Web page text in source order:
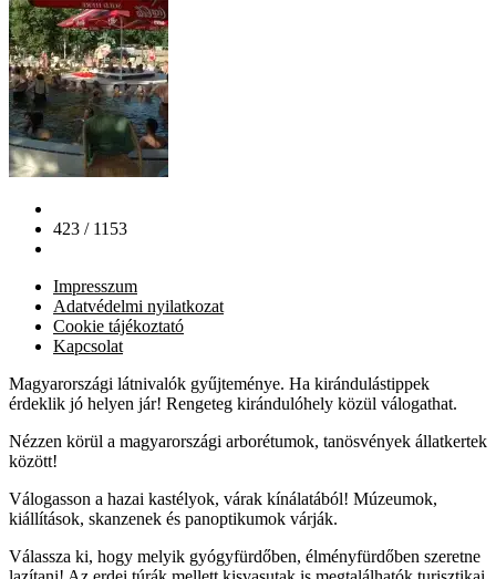
423 / 1153
Impresszum
Adatvédelmi nyilatkozat
Cookie tájékoztató
Kapcsolat
Magyarországi látnivalók gyűjteménye. Ha kirándulástippek
érdeklik jó helyen jár! Rengeteg kirándulóhely közül válogathat.
Nézzen körül a magyarországi arborétumok, tanösvények állatkertek
között!
Válogasson a hazai kastélyok, várak kínálatából! Múzeumok,
kiállítások, skanzenek és panoptikumok várják.
Válassza ki, hogy melyik gyógyfürdőben, élményfürdőben szeretne